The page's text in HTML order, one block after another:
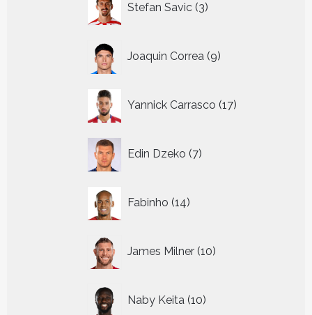
Stefan Savic 3
producten
Joaquin Correa 9
producten
Yannick Carrasco 17
producten
Edin Dzeko 7
producten
Fabinho 14
producten
James Milner 10
producten
Naby Keita 10
producten